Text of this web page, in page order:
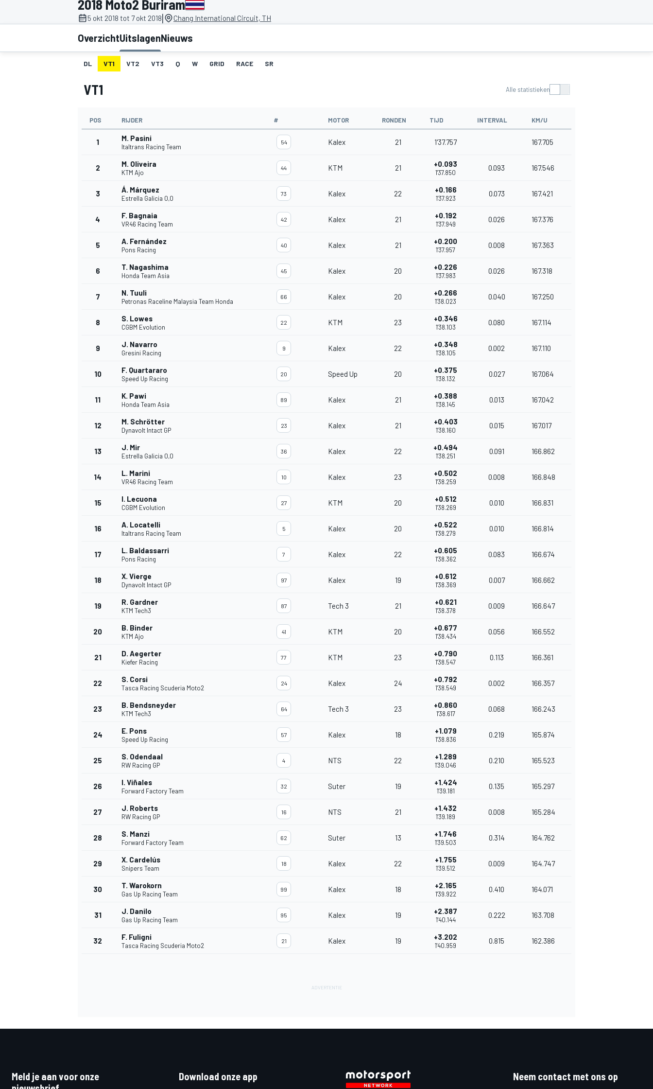
2018 Moto2 Buriram
5 okt 2018 tot 7 okt 2018| Chang International Circuit, TH
OverzichtUitslagenNieuws
DL VT1 VT2 VT3 Q W GRID RACE SR
VT1 Alle statistieken
POS RIJDER # MOTOR RONDEN TIJD INTERVAL KM/U
1 M. Pasini
Italtrans Racing Team
54 Kalex 21 1'37.757 167.705
2 M. Oliveira
KTM Ajo
44 KTM 21 +0.093
1'37.850
0.093 167.546
3 Á. Márquez
Estrella Galicia 0,0
73 Kalex 22 +0.166
1'37.923
0.073 167.421
4 F. Bagnaia
VR46 Racing Team
42 Kalex 21 +0.192
1'37.949
0.026 167.376
5 A. Fernández
Pons Racing
40 Kalex 21 +0.200
1'37.957
0.008 167.363
6 T. Nagashima
Honda Team Asia
45 Kalex 20 +0.226
1'37.983
0.026 167.318
7 N. Tuuli
Petronas Raceline Malaysia Team Honda
66 Kalex 20 +0.266
1'38.023
0.040 167.250
8 S. Lowes
CGBM Evolution
22 KTM 23 +0.346
1'38.103
0.080 167.114
9 J. Navarro
Gresini Racing
9 Kalex 22 +0.348
1'38.105
0.002 167.110
10 F. Quartararo
Speed Up Racing
20 Speed Up 20 +0.375
1'38.132
0.027 167.064
11 K. Pawi
Honda Team Asia
89 Kalex 21 +0.388
1'38.145
0.013 167.042
12 M. Schrötter
Dynavolt Intact GP
23 Kalex 21 +0.403
1'38.160
0.015 167.017
13 J. Mir
Estrella Galicia 0,0
36 Kalex 22 +0.494
1'38.251
0.091 166.862
14 L. Marini
VR46 Racing Team
10 Kalex 23 +0.502
1'38.259
0.008 166.848
15 I. Lecuona
CGBM Evolution
27 KTM 20 +0.512
1'38.269
0.010 166.831
16 A. Locatelli
Italtrans Racing Team
5 Kalex 20 +0.522
1'38.279
0.010 166.814
17 L. Baldassarri
Pons Racing
7 Kalex 22 +0.605
1'38.362
0.083 166.674
18 X. Vierge
Dynavolt Intact GP
97 Kalex 19 +0.612
1'38.369
0.007 166.662
19 R. Gardner
KTM Tech3
87 Tech 3 21 +0.621
1'38.378
0.009 166.647
20 B. Binder
KTM Ajo
41 KTM 20 +0.677
1'38.434
0.056 166.552
21 D. Aegerter
Kiefer Racing
77 KTM 23 +0.790
1'38.547
0.113 166.361
22 S. Corsi
Tasca Racing Scuderia Moto2
24 Kalex 24 +0.792
1'38.549
0.002 166.357
23 B. Bendsneyder
KTM Tech3
64 Tech 3 23 +0.860
1'38.617
0.068 166.243
24 E. Pons
Speed Up Racing
57 Kalex 18 +1.079
1'38.836
0.219 165.874
25 S. Odendaal
RW Racing GP
4 NTS 22 +1.289
1'39.046
0.210 165.523
26 I. Viñales
Forward Factory Team
32 Suter 19 +1.424
1'39.181
0.135 165.297
27 J. Roberts
RW Racing GP
16 NTS 21 +1.432
1'39.189
0.008 165.284
28 S. Manzi
Forward Factory Team
62 Suter 13 +1.746
1'39.503
0.314 164.762
29 X. Cardelús
Snipers Team
18 Kalex 22 +1.755
1'39.512
0.009 164.747
30 T. Warokorn
Gas Up Racing Team
99 Kalex 18 +2.165
1'39.922
0.410 164.071
31 J. Danilo
Gas Up Racing Team
95 Kalex 19 +2.387
1'40.144
0.222 163.708
32 F. Fuligni
Tasca Racing Scuderia Moto2
21 Kalex 19 +3.202
1'40.959
0.815 162.386
Meld je aan voor onze
Download onze app Neem contact met ons op